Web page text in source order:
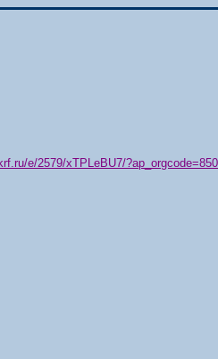
e/2579/xTPLeBU7/